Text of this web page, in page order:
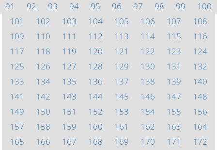
91
92 93 94 95 96 97 98 99
100
101
102 103 104 105 106 107
108
109
110 111 112 113 114 115
116
117
118 119 120 121 122 123
124
125
126 127 128 129 130 131
132
133
134 135 136 137 138 139
140
141
142 143 144 145 146 147
148
149
150 151 152 153 154 155
156
157
158 159 160 161 162 163
164
165
166 167 168 169 170 171
172